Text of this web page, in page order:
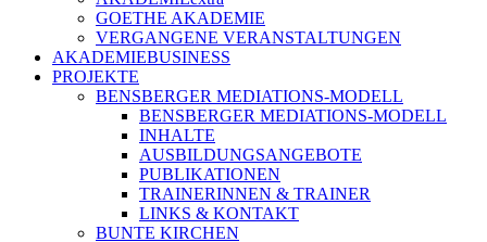
GOETHE AKADEMIE
VERGANGENE VERANSTALTUNGEN
AKADEMIEBUSINESS
PROJEKTE
BENSBERGER MEDIATIONS-MODELL
BENSBERGER MEDIATIONS-MODELL
INHALTE
AUSBILDUNGSANGEBOTE
PUBLIKATIONEN
TRAINERINNEN & TRAINER
LINKS & KONTAKT
BUNTE KIRCHEN